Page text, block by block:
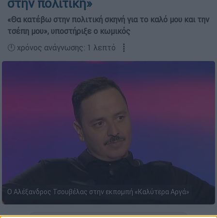
στην πολιτική»
«Θα κατέβω στην πολιτική σκηνή για το καλό μου και την
τσέπη μου», υποστήριξε ο κωμικός
🕛 χρόνος ανάγνωσης: 1 λεπτό ┋
Ο Αλέξανδρος Τσουβέλας στην εκπομπή «Καλύτερα Αργά»